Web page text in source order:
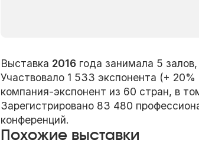
Выставка 2016 года занимала 5
Участвовало 1 533 экспонента (+
компания-экспонент из 60 стран, в
Зарегистрировано 83 480
конференций.
Похожие выставки